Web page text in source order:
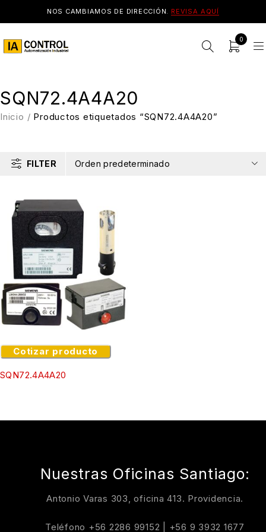
NOS CAMBIAMOS DE DIRECCIÓN. REVISA AQUÍ
0
SQN72.4A4A20
Inicio / Productos etiquetados “SQN72.4A4A20”
FILTER Orden predeterminado
Cotizar producto
SQN72.4A4A20
Nuestras Oficinas Santiago:
Antonio Varas 303, oficina 413. Providencia.
Teléfono +56 2286 99152 +56 9 3932 1677